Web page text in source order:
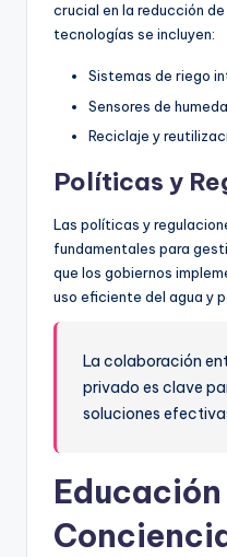
crucial en la reducción
tecnologías se incluyen:
Sistemas de riego
Sensores de
Reciclaje y
Políticas y
Las políticas y
fundamentales para
que los gobiernos
uso eficiente del agua y
La colaboración
privado es clave
soluciones